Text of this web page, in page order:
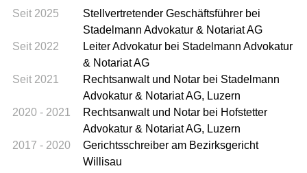
Seit 2025
Stellvertretender Geschäftsführer bei
Stadelmann Advokatur & Notariat AG
Seit 2022
Leiter Advokatur bei Stadelmann Advokatur
& Notariat AG
Seit 2021
Rechtsanwalt und Notar bei Stadelmann
Advokatur & Notariat AG, Luzern
2020 - 2021
Rechtsanwalt und Notar bei Hofstetter
Advokatur & Notariat AG, Luzern
2017 - 2020
Gerichtsschreiber am Bezirksgericht
Willisau